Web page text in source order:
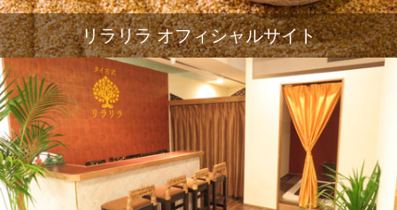
リラリラ オフィシャルサイト